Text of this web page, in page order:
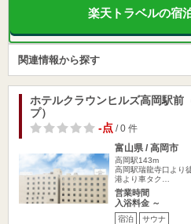
楽天トラベルの宿
関連情報から探す
ホテルクラウンヒルズ高岡駅前
プ）
-点/ 0 件
富山県 / 高岡市
高岡駅143m
高岡駅瑞龍寺口より
港より車タク…
営業時間
入浴料金 ～
宿泊 サウナ